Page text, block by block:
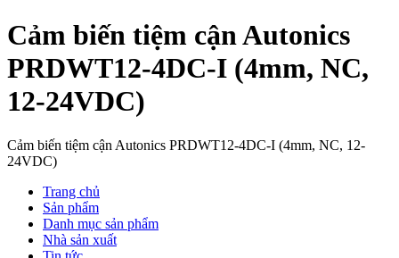
Cảm biến tiệm cận Autonics
PRDWT12-4DC-I (4mm, NC,
12-24VDC)
Cảm biến tiệm cận Autonics PRDWT12-4DC-I (4mm, NC, 12-
24VDC)
Trang chủ
Sản phẩm
Danh mục sản phẩm
Nhà sản xuất